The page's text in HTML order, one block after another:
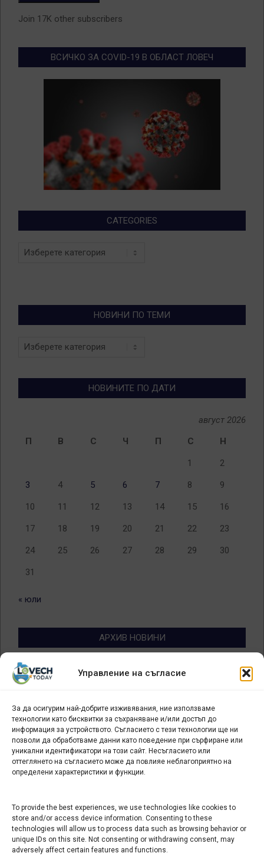
Управление на съгласие
За да осигурим най-добрите изживявания, ние използваме
технологии като бисквитки за съхраняване и/или достъп до
информация за устройството. Съгласието с тези технологии ще ни
позволи да обработваме данни като поведение при сърфиране или
уникални идентификатори на този сайт. Несъгласието или
оттеглянето на съгласието може да повлияе неблагоприятно на
определени характеристики и функции.
To provide the best experiences, we use technologies like cookies to
store and/or access device information. Consenting to these
technologies will allow us to process data such as browsing behavior or
unique IDs on this site. Not consenting or withdrawing consent, may
adversely affect certain features and functions.
Join 17K other subscribers
ВСИЧКО ЗА COVID-19 В ОБЛАСТ ЛОВЕЧ
CATEGORIES
Categories
НОВИНИ ПО ТЕМИ
Новини
НОВИНИТЕ ПО ДАТИ
август 2026
П
В С Ч П С Н
1 2
3 4 5 6 7 8 9
10 11 12 13 14 15 16
17 18 19 20 21 22 23
24 25 26 27 28 29 30
31
« юли
АРХИВ НОВИНИ
Архив
новини
БИЗНЕС
Арт галерия "Мостове" – магазин за изкуство
СЕВЕРОЗАПАДА ИНФОРМАЦИОНЕН БИЗНЕС
ТУРИСТИЧЕСКИ КЛЪСТЕР
ИНСТИТУЦИИ В ЛОВЕЧ
Административен съд Ловеч
Областна администрация Ловеч